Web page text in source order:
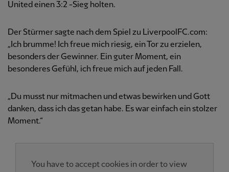
United einen 3:2 -Sieg holten.
Der Stürmer sagte nach dem Spiel zu LiverpoolFC.com:
„Ich brumme! Ich freue mich riesig, ein Tor zu erzielen,
besonders der Gewinner. Ein guter Moment, ein
besonderes Gefühl, ich freue mich auf jeden Fall.
„Du musst nur mitmachen und etwas bewirken und Gott
danken, dass ich das getan habe. Es war einfach ein stolzer
Moment.“
You have to accept cookies in order to view